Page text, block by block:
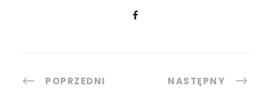
POPRZEDNI NASTĘPNY